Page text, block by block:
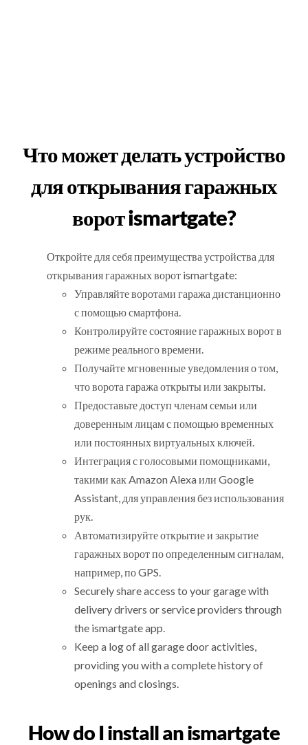
Что может делать устройство
для открывания гаражных
ворот ismartgate?
Откройте для себя преимущества устройства для
открывания гаражных ворот ismartgate:
Управляйте воротами гаража дистанционно
с помощью смартфона.
Контролируйте состояние гаражных ворот в
режиме реального времени.
Получайте мгновенные уведомления о том,
что ворота гаража открыты или закрыты.
Предоставьте доступ членам семьи или
доверенным лицам с помощью временных
или постоянных виртуальных ключей.
Интеграция с голосовыми помощниками,
такими как Amazon Alexa или Google
Assistant, для управления без использования
рук.
Автоматизируйте открытие и закрытие
гаражных ворот по определенным сигналам,
например, по GPS.
Securely share access to your garage with
delivery drivers or service providers through
the ismartgate app.
Keep a log of all garage door activities,
providing you with a complete history of
openings and closings.
How do I install an ismartgate